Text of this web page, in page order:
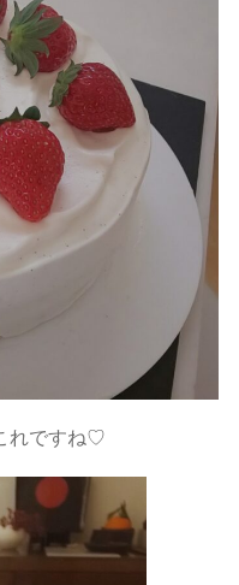
れですね♡